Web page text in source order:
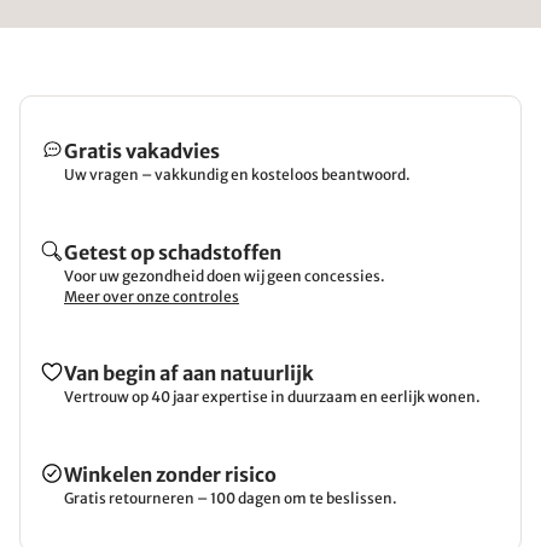
Gratis vakadvies
Uw vragen – vakkundig en kosteloos beantwoord.
Getest op schadstoffen
Voor uw gezondheid doen wij geen concessies.
Meer over onze controles
Van begin af aan natuurlijk
Vertrouw op 40 jaar expertise in duurzaam en eerlijk wonen.
Winkelen zonder risico
Gratis retourneren – 100 dagen om te beslissen.